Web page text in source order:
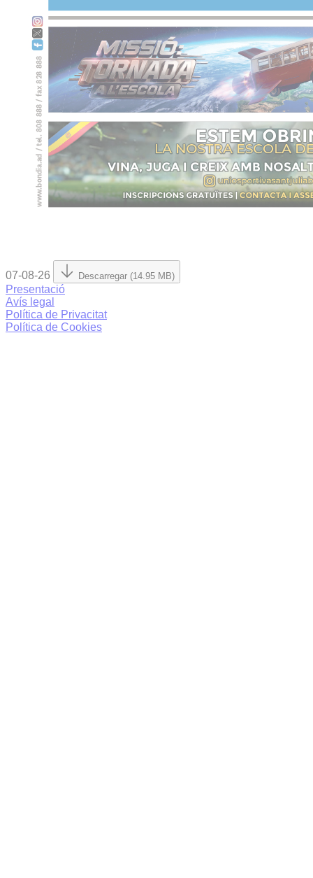
07-08-26 Descarregar (14.95 MB)
Presentació
Avís legal
Política de Privacitat
Política de Cookies